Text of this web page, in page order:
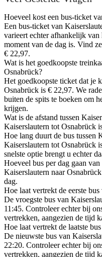
Hoeveel kost een bus-ticket
Een bus-ticket van
varieert echter afhankelijk
moment van de dag is. Vind
€ 22,97.
Wat is het goedkoopste
Osnabrück?
Het goedkoopste ticket dat je
Osnabrück is € 22,97. We
buiten de spits te boeken om
krijgen.
Wat is de afstand tussen
Kaiserslautern tot Osnabrück
Hoe lang duurt de bus tussen
Kaiserslautern tot Osnabrück
snelste optie brengt u echter
Hoeveel bus per dag gaan
Kaiserslautern naar
dag.
Hoe laat vertrekt de eerste
De vroegste bus van
11:45. Controleer echter bij
vertrekken, aangezien de tijd
Hoe laat vertrekt de laatste
De nieuwste bus van
22:20. Controleer echter bij
vertrekken, aangezien de tijd